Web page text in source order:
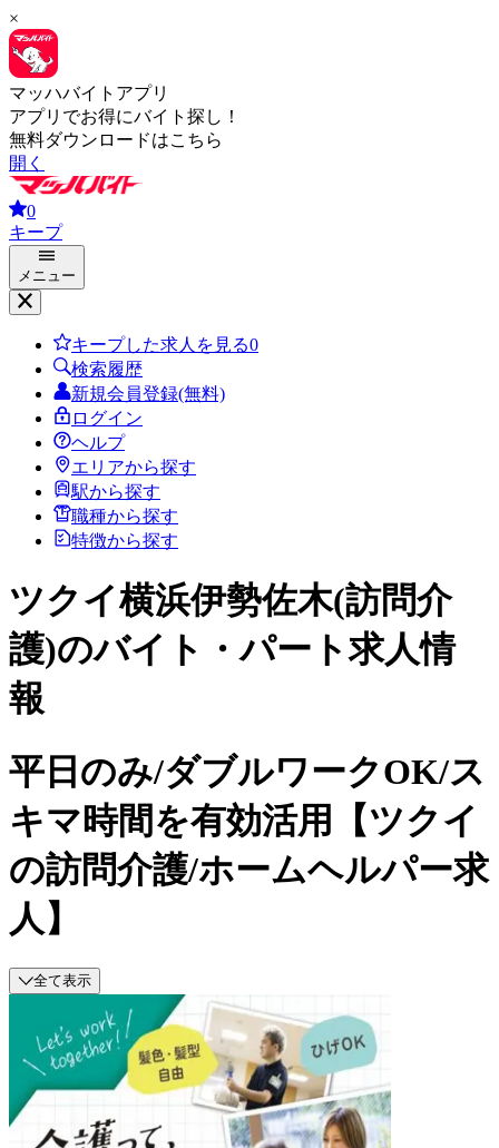
×
マッハバイトアプリ
アプリでお得にバイト探し！
無料ダウンロードはこちら
開く
0
キープ
メニュー
キープした求人を見る0
検索履歴
新規会員登録(無料)
ログイン
ヘルプ
エリアから探す
駅から探す
職種から探す
特徴から探す
ツクイ横浜伊勢佐木(訪問介
護)のバイト・パート求人情
報
平日のみ/ダブルワークOK/ス
キマ時間を有効活用【ツクイ
の訪問介護/ホームヘルパー求
人】
全て表示